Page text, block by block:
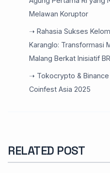
Melawan Koruptor
➝ Rahasia Sukses
Karanglo: Transformasi
Malang Berkat Inisiatif
➝ Tokocrypto &
Coinfest Asia 2025
RELATED POST